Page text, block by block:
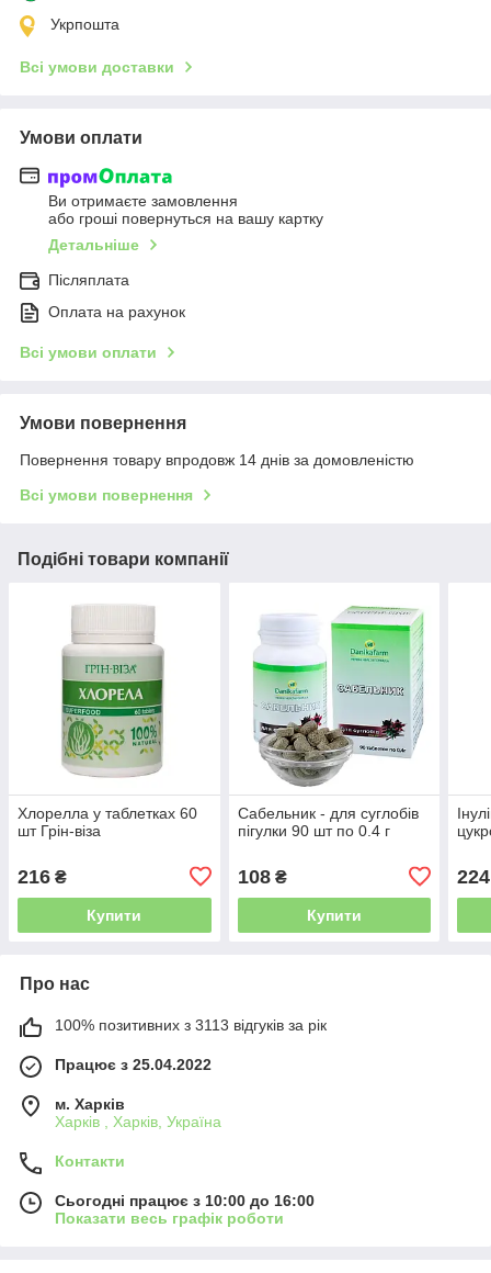
Укрпошта
Всі умови доставки
Умови оплати
Ви отримаєте замовлення
або гроші повернуться на вашу картку
Детальніше
Післяплата
Оплата на рахунок
Всі умови оплати
Умови повернення
Повернення товару впродовж 14 днів за домовленістю
Всі умови повернення
Подібні товари компанії
Хлорелла у таблетках 60
шт Грін-віза
216 ₴
Купити
Сабельник - для суглобів
пігулки 90 шт по 0.4 г
108₴
Купити
224
Про нас
100% позитивних з 3113 відгуків за рік
Працює з 25.04.2022
м. Харків
Харків , Харків, Україна
Контакти
Сьогодні працює з 10:00 до 16:00
Показати весь графік роботи